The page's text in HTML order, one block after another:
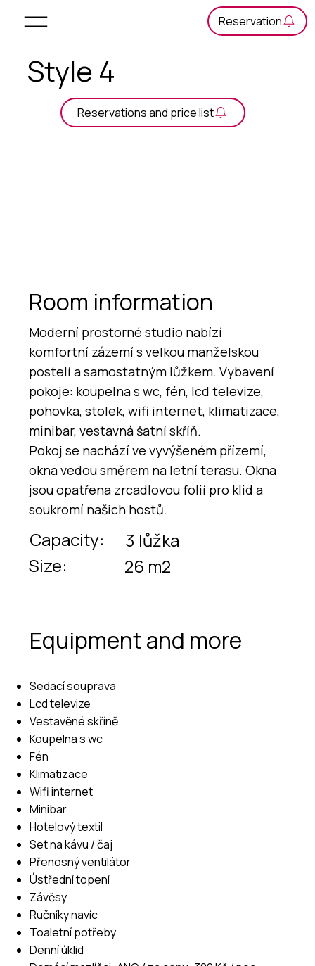
Style 4
Reservations and price list
Room information
Moderní prostorné studio nabízí
komfortní zázemí s velkou manželskou
postelí a samostatným lůžkem. Vybavení
pokoje: koupelna s wc, fén, lcd televize,
pohovka, stolek, wifi internet, klimatizace,
minibar, vestavná šatní skříň.
Pokoj se nachází ve vyvýšeném přízemí,
okna vedou směrem na letní terasu. Okna
jsou opatřena zrcadlovou folií pro klid a
soukromí našich hostů.
Capacity:
3 lůžka
Size:
26 m2
Equipment and more
Sedací souprava
Lcd televize
Vestavěné skříně
Koupelna s wc
Fén
Klimatizace
Wifi internet
Minibar
Hotelový textil
Set na kávu / čaj
Přenosný ventilátor
Ústřední topení
Závěsy
Ručníky navíc
Toaletní potřeby
Denní úklid